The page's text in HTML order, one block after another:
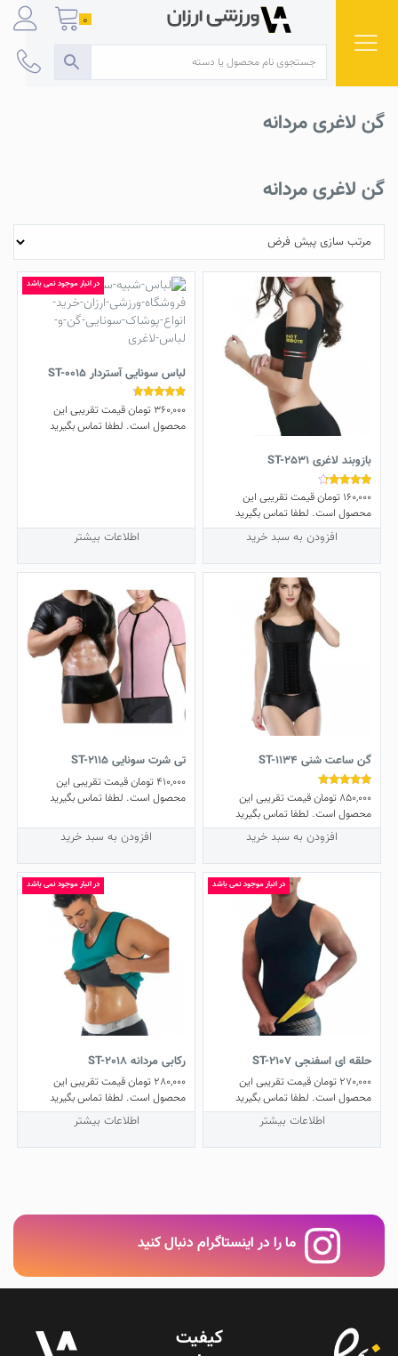
content
0
گن لاغری مردانه
گن لاغری مردانه
بازوبند لاغری ST-2531
نمره
4.00
از 5
160,000 تومانقیمت تقریبی این
محصول است. لطفا تماس بگیرید
افزودن به سبد خرید
در انبار موجود نمی باشد
لباس سونایی آستردار ST-0015
نمره
4.50
از 5
360,000 تومانقیمت تقریبی این
محصول است. لطفا تماس بگیرید
اطلاعات بیشتر
گن ساعت شنی ST-1134
نمره
5.00
از 5
850,000 تومانقیمت تقریبی این
محصول است. لطفا تماس بگیرید
افزودن به سبد خرید
تی شرت سونایی ST-2115
410,000 تومانقیمت تقریبی این
محصول است. لطفا تماس بگیرید
افزودن به سبد خرید
در انبار موجود نمی باشد
حلقه ای اسفنجی ST-2107
270,000 تومانقیمت تقریبی این
محصول است. لطفا تماس بگیرید
اطلاعات بیشتر
در انبار موجود نمی باشد
رکابی مردانه ST-2018
280,000 تومانقیمت تقریبی این
محصول است. لطفا تماس بگیرید
اطلاعات بیشتر
ما را در اینستاگرام دنبال کنید
کیفیت